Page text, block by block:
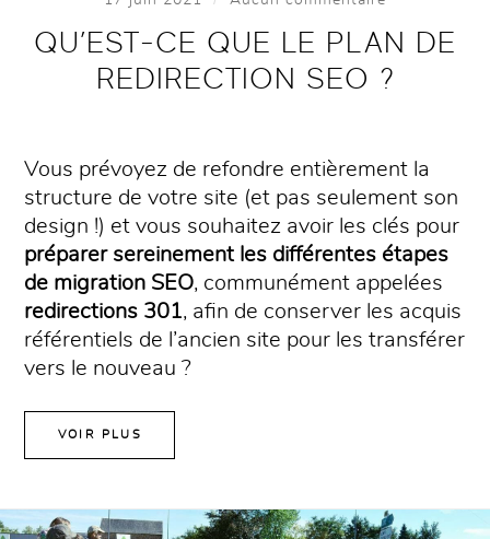
QU’EST-CE QUE LE PLAN DE
REDIRECTION SEO ?
Vous prévoyez de refondre entièrement la
structure de votre site (et pas seulement son
design !) et vous souhaitez avoir les clés pour
préparer sereinement les différentes étapes
de migration SEO, communément appelées
redirections 301, afin de conserver les acquis
référentiels de l’ancien site pour les transférer
vers le nouveau ?
VOIR PLUS